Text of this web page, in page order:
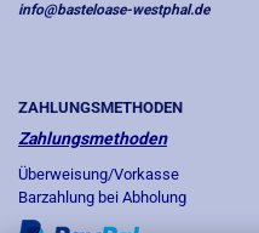
info@basteloase-westphal.de
ZAHLUNGSMETHODEN
Zahlungsmethoden
Überweisung/Vorkasse
Barzahlung bei Abholung